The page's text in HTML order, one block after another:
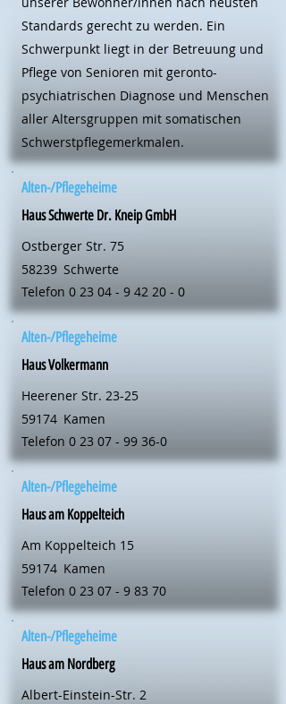
Standards gerecht zu werden. Ein
Schwerpunkt liegt in der Betreuung und
Pflege von Senioren mit geronto-
psychiatrischen Diagnose und Menschen
aller Altersgruppen mit somatischen
Schwerstpflegemerkmalen.
Alten-/Pflegeheime
Haus Schwerte Dr. Kneip GmbH
Ostberger Str. 75
58239 Schwerte
Telefon 0 23 04 - 9 42 20 - 0
Alten-/Pflegeheime
Haus Volkermann
Heerener Str. 23-25
59174 Kamen
Telefon 0 23 07 - 99 36-0
Alten-/Pflegeheime
Haus am Koppelteich
Am Koppelteich 15
59174 Kamen
Telefon 0 23 07 - 9 83 70
Alten-/Pflegeheime
Haus am Nordberg
Albert-Einstein-Str. 2